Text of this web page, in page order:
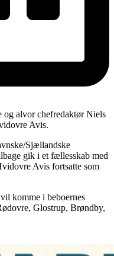
og alvor chefredaktør Niels
Avis.
Sjællandske
gik i et fællesskab med
Avis fortsatte som
komme i beboernes
Glostrup, Brøndby,